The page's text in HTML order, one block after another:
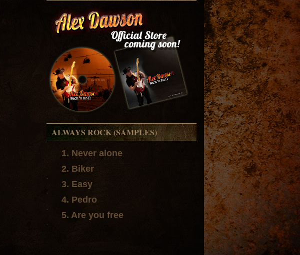
ALWAYS ROCK (SAMPLES)
1. Never alone
.
2. Biker
.
3. Easy
.
4. Pedro
.
5. Are you free
.